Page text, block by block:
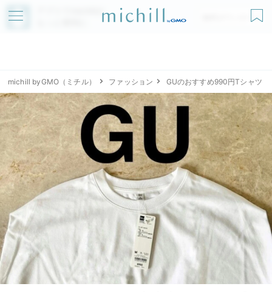
アプリでmichillが
無料ダウンロード
michill byGMO（ミチル） ファッション GUのおすすめ990円Tシャツ